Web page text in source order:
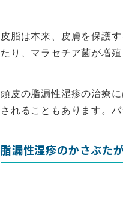
皮脂は本来、皮膚を保護
たり、マラセチア菌が増
頭皮の脂漏性湿疹の治療
されることもあります。
脂漏性湿疹のかさぶた